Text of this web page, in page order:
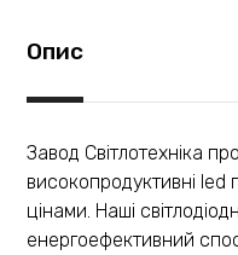
Опис
Завод Світлотехніка
високопродуктивні
цінами. Наші
енергоефективний